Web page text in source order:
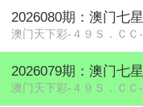
2026080期：澳门七
澳门天下彩-４９Ｓ．ＣＣ
2026079期：澳门七
澳门天下彩-４９Ｓ．ＣＣ